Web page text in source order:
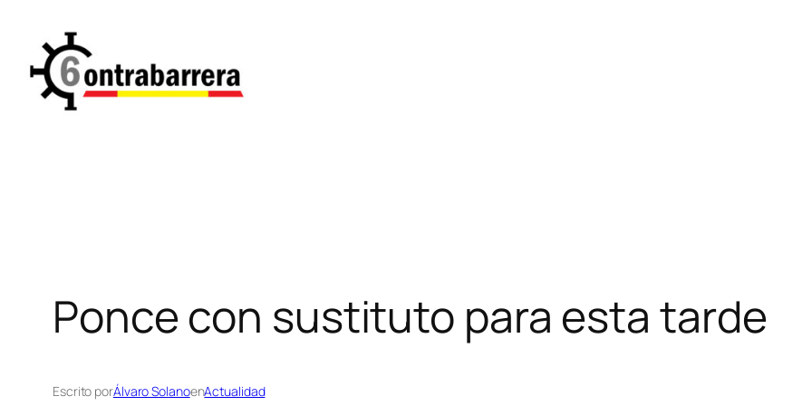
contenido
Ponce con sustituto para esta tarde
Escrito porÁlvaro SolanoenActualidad